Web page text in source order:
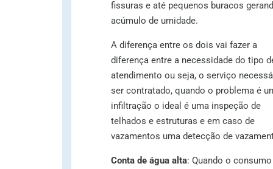
fissuras e até pequenos buracos
acúmulo de umidade.
A diferença entre os dois vai fazer a
diferença entre a necessidade do tipo
atendimento ou seja, o serviço
ser contratado, quando o problema é
infiltração o ideal é uma inspeção de
telhados e estruturas e em caso de
vazamentos uma detecção de
Conta de água alta: Quando o